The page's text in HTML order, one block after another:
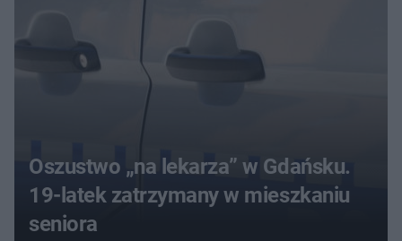
Oszustwo „na lekarza” w Gdańsku.
19-latek zatrzymany w mieszkaniu
seniora